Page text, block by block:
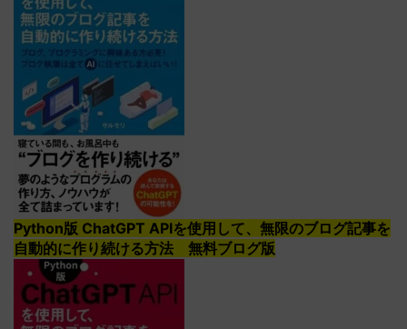
Python版 ChatGPT APIを使用して、無限のブログ記事を
自動的に作り続ける方法 無料ブログ版